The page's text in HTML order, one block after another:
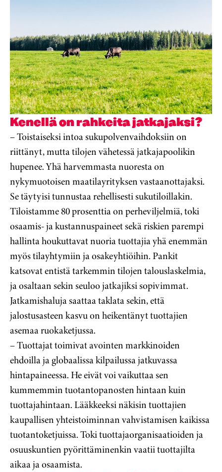
Kenellä on rahkeita jatkajaksi?
– Toistaiseksi intoa sukupolvenvaihdoksiin on
riittänyt, mutta tilojen vähetessä jatkajapoolikin
hupenee. Yhä harvemmasta nuoresta on
nykymuotoisen maatilayrityksen vastaanottajaksi.
Se täytyisi tunnustaa rehellisesti sukutiloillakin.
Tiloistamme 80 prosenttia on perheviljelmiä, toki
osaamis- ja kustannuspaineet sekä riskien parempi
hallinta houkuttavat nuoria tuottajia yhä enemmän
myös tilayhtymiin ja osakeyhtiöihin. Pankit
katsovat entistä tarkemmin tilojen talouslaskelmia,
ja osaltaan sekin seuloo jatkajiksi sopivimmat.
Jatkamishaluja saattaa taklata sekin, että
jalostusasteen kasvu on heikentänyt tuottajien
asemaa ruokaketjussa.
– Tuottajat toimivat avointen markkinoiden
ehdoilla ja globaalissa kilpailussa jatkuvassa
hintapaineessa. He eivät voi vaikuttaa sen
kummemmin tuotantopanosten hintaan kuin
tuottajahintaan. Lääkkeeksi näkisin tuottajien
kaupallisen yhteistoiminnan vahvistamisen kaikissa
tuotantoketjuissa. Toki tuottajaorganisaatioiden ja
osuuskuntien pyörittäminenkin vaatii tuottajilta
aikaa ja osaamista.